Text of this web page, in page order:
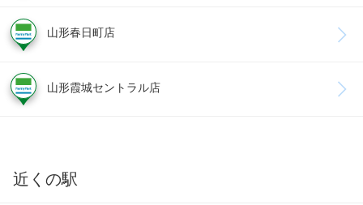
山形春日町店
山形霞城セントラル店
近くの駅